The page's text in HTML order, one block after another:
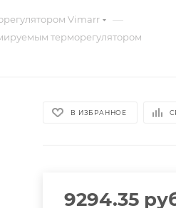
Vimarr —
терморегулятором
В ИЗБРАННОЕ
9294.35